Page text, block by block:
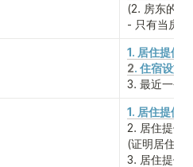
(2. 房东的
- 只有当房
1. 居住提供
2. 住宿设施
3. 最近一个
1. 居住提供
2. 居住提供
(证明居住提
3. 居住提供